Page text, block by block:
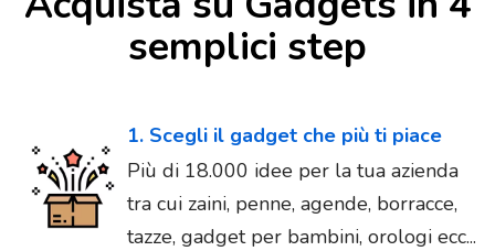
semplici step
1. Scegli il gadget che più ti piace
Più di 18.000 idee per la tua azienda
tra cui zaini, penne, agende, borracce,
tazze, gadget per bambini, orologi ecc...